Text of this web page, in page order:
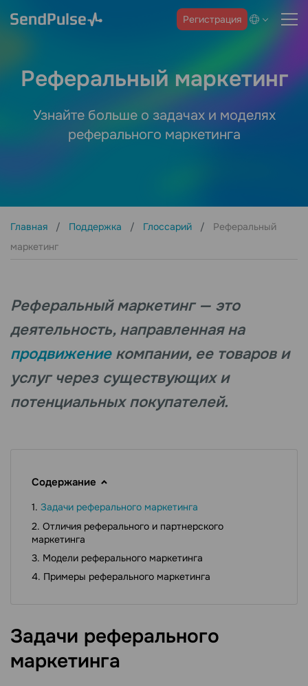
Регистрация
Реферальный маркетинг
Узнайте больше о задачах и моделях
реферального маркетинга
Главная Поддержка Глоссарий
Реферальный
маркетинг
Реферальный маркетинг — это
деятельность, направленная на
продвижение компании, ее товаров и
услуг через существующих и
потенциальных покупателей.
Содержание
Задачи реферального маркетинга
Отличия реферального и партнерского
маркетинга
Модели реферального маркетинга
Примеры реферального маркетинга
Задачи реферального
маркетинга